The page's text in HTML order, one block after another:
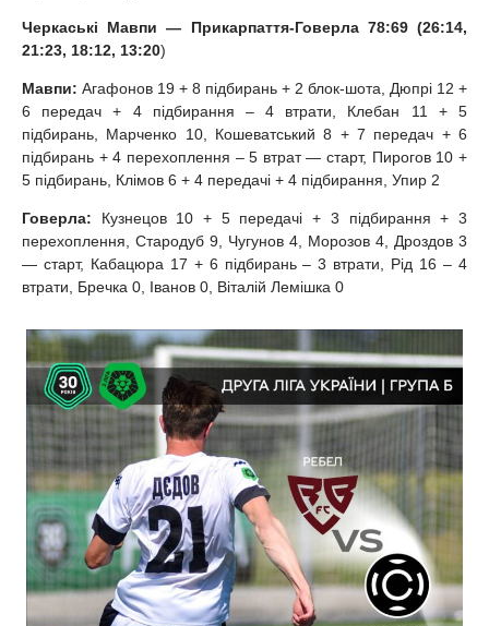
Черкаські Мавпи — Прикарпаття-Говерла 78:69 (26:14,
21:23, 18:12, 13:20)
Мавпи: Агафонов 19 + 8 підбирань + 2 блок-шота, Дюпрі 12 +
6 передач + 4 підбирання – 4 втрати, Клебан 11 + 5
підбирань, Марченко 10, Кошеватський 8 + 7 передач + 6
підбирань + 4 перехоплення – 5 втрат — старт, Пирогов 10 +
5 підбирань, Клімов 6 + 4 передачі + 4 підбирання, Упир 2
Говерла: Кузнецов 10 + 5 передачі + 3 підбирання + 3
перехоплення, Стародуб 9, Чугунов 4, Морозов 4, Дроздов 3
— старт, Кабацюра 17 + 6 підбирань – 3 втрати, Рід 16 – 4
втрати, Бречка 0, Іванов 0, Віталій Лемішка 0